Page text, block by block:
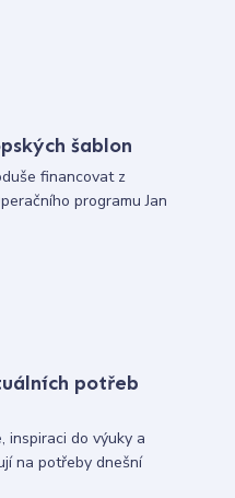
šablon
financovat z
programu Jan
potřeb
inspiraci do výuky a
na potřeby dnešní